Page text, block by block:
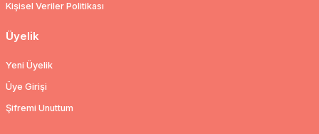
Kişisel Veriler Politikası
Üyelik
Yeni Üyelik
Üye Girişi
Şifremi Unuttum